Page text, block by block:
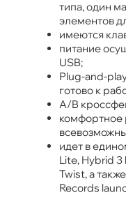
типа, один
элементов
имеются
питание
USB;
Рlug-and-
готово к
A/B
комфортное
идет в
Lite, Hybrid 3
Twist, а
Records